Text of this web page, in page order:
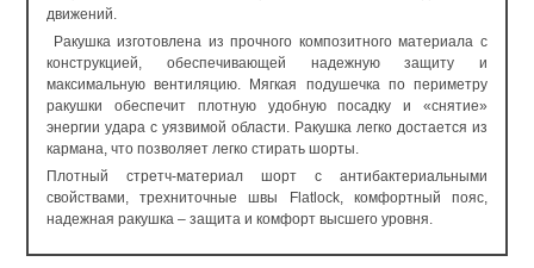
движений.
Ракушка изготовлена из прочного композитного материала с
конструкцией, обеспечивающей надежную защиту и
максимальную вентиляцию. Мягкая подушечка по периметру
ракушки обеспечит плотную удобную посадку и «снятие»
энергии удара с уязвимой области. Ракушка легко достается из
кармана, что позволяет легко стирать шорты.
Плотный стретч-материал шорт с антибактериальными
свойствами, трехниточные швы Flatlock, комфортный пояс,
надежная ракушка – защита и комфорт высшего уровня.